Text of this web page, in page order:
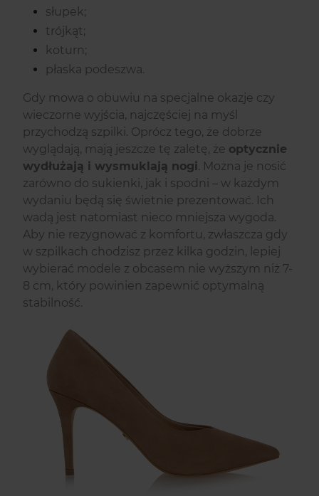
słupek;
trójkąt;
koturn;
płaska podeszwa.
Gdy mowa o obuwiu na specjalne okazje czy
wieczorne wyjścia, najczęściej na myśl
przychodzą szpilki. Oprócz tego, że dobrze
wyglądają, mają jeszcze tę zaletę, że optycznie
wydłużają i wysmuklają nogi. Można je nosić
zarówno do sukienki, jak i spodni – w każdym
wydaniu będą się świetnie prezentować. Ich
wadą jest natomiast nieco mniejsza wygoda.
Aby nie rezygnować z komfortu, zwłaszcza gdy
w szpilkach chodzisz przez kilka godzin, lepiej
wybierać modele z obcasem nie wyższym niż 7-
8 cm, który powinien zapewnić optymalną
stabilność.